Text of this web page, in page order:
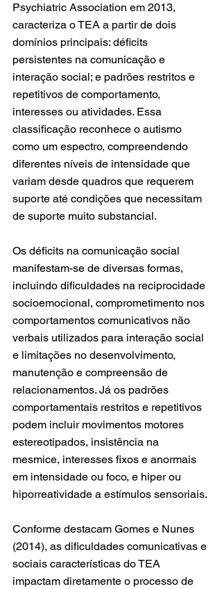
Psychiatric Association em 2013,
caracteriza o TEA a partir de dois
domínios principais: déficits
persistentes na comunicação e
interação social; e padrões restritos e
repetitivos de comportamento,
interesses ou atividades. Essa
classificação reconhece o autismo
como um espectro, compreendendo
diferentes níveis de intensidade que
variam desde quadros que requerem
suporte até condições que necessitam
de suporte muito substancial.
Os déficits na comunicação social
manifestam-se de diversas formas,
incluindo dificuldades na reciprocidade
socioemocional, comprometimento nos
comportamentos comunicativos não
verbais utilizados para interação social
e limitações no desenvolvimento,
manutenção e compreensão de
relacionamentos. Já os padrões
comportamentais restritos e repetitivos
podem incluir movimentos motores
estereotipados, insistência na
mesmice, interesses fixos e anormais
em intensidade ou foco, e hiper ou
hiporreatividade a estímulos sensoriais.
Conforme destacam Gomes e Nunes
(2014), as dificuldades comunicativas e
sociais características do TEA
impactam diretamente o processo de